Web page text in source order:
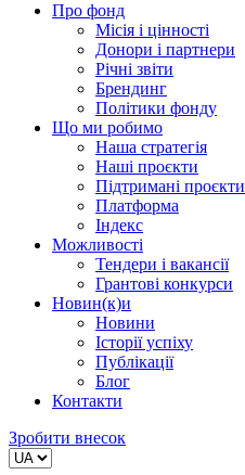
Про фонд
Місія і цінності
Донори і партнери
Річні звіти
Брендинг
Політики фонду
Що ми робимо
Наша стратегія
Наші проєкти
Підтримані проєкти
Платформа
Індекс
Можливості
Тендери і вакансії
Грантові конкурси
Новин(к)и
Новини
Історії успіху
Публікації
Блог
Контакти
Зробити внесок